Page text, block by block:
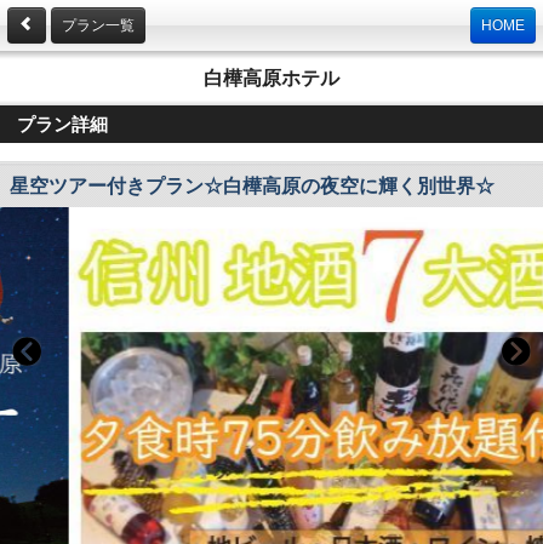
プラン一覧 HOME
白樺高原ホテル
プラン詳細
星空ツアー付きプラン☆白樺高原の夜空に輝く別世界☆